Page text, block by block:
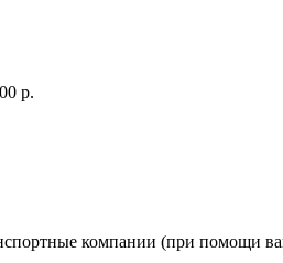
р.
компании (при помощи